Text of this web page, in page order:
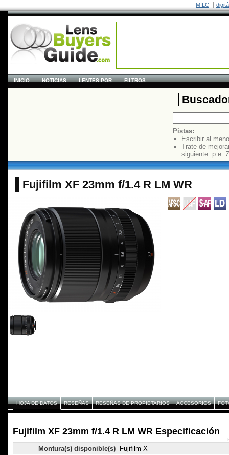
MILC
INICIO NOTICIAS LENTES POR FILTROS
Pistas:
Escribir al
Trate de
siguiente: p.e.
Fujifilm XF 23mm f/1.4 R LM WR
HOJA DE DATOS RESEÑAS RESEÑAS DE PROPIETARIOS ACCESORIOS
Fujifilm XF 23mm f/1.4 R LM WR Especificación
Montura(s) disponible(s)
Fujifilm X